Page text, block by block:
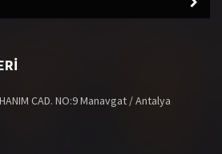
CAD. NO:9 Manavgat / Antalya